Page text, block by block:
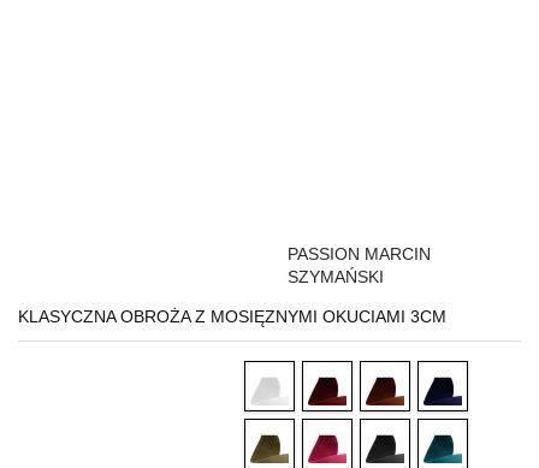
PASSION MARCIN
SZYMAŃSKI
KLASYCZNA OBROŻA Z MOSIĘZNYMI OKUCIAMI 3CM